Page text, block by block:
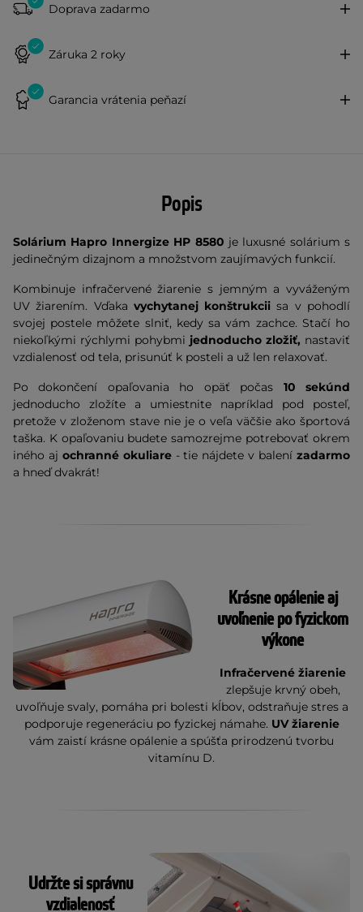
Doprava zadarmo
Záruka 2 roky
Garancia vrátenia peňazí
Popis
Solárium Hapro Innergize HP 8580 je luxusné solárium s
jedinečným dizajnom a množstvom zaujímavých funkcií.
Kombinuje infračervené žiarenie s jemným a vyváženým
UV žiarením. Vďaka vychytanej konštrukcii sa v pohodlí
svojej postele môžete slniť, kedy sa vám zachce. Stačí ho
niekoľkými rýchlymi pohybmi jednoducho zložiť, nastaviť
vzdialenosť od tela, prisunúť k posteli a už len relaxovať.
Po dokončení opaľovania ho opäť počas 10 sekúnd
jednoducho zložíte a umiestnite napríklad pod posteľ,
pretože v zloženom stave nie je o veľa väčšie ako športová
taška. K opaľovaniu budete samozrejme potrebovať okrem
iného aj ochranné okuliare- tie nájdete v balenízadarmo
a hneď dvakrát!
Krásne opálenie aj
uvoľnenie po fyzickom
výkone
Infračervené žiarenie
zlepšuje krvný obeh,
uvoľňuje svaly, pomáha pri bolesti kĺbov, odstraňuje stres a
podporuje regeneráciu po fyzickej námahe. UV žiarenie
vám zaistí krásne opálenie a spúšťa prirodzenú tvorbu
vitamínu D.
Udržte si správnu
vzdialenosť